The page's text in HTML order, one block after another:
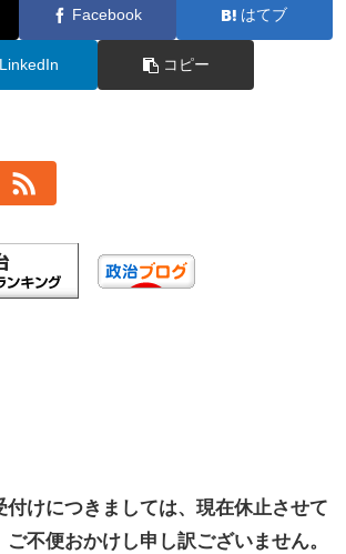
Facebook はてブ
LinkedIn コピー
付けにつきましては、現在休止させて
不便おかけし申し訳ございません。